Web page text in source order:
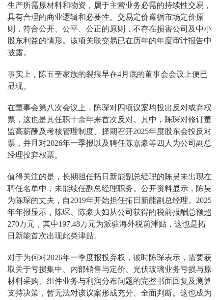
生产所需原材料和物资，属于主营业务必需的持续性交易，
具有合理的商业逻辑和必要性。交易定价遵循市场定价原
则，符合公开、公平、公正的原则，不存在损害公司及中小
股东利益的情形。该项关联交易已在历年的年度审计报告中
披露。
事实上，陈五奎家族的裂痕早在4月底的董事会会议上便已
显现。
在董事会第八次会议上，陈琛对四项议案均投出反对或弃权
票，这也是其任职十余年来首次反对。其中，陈琛对修订董
监高薪酬及考核管理制度、择期召开2025年度股东会投反对
票，并且对2026年一季报以及聘任陈嘉豪等四人为公司副总
经理投弃权票。
值得关注的是，长期担任拓日新能副总经理的陈昊未出现在
聘任名单中，未能续任副总经理职务。公开资料显示，陈昊
为陈琛的丈夫，自2019年开始担任拓日新能副总经理。2025
年年报显示，陈琛、陈豪夫妇从公司获得的税前报酬总额超
270万元，其中197.48万元为派驻海外税前津贴，这也是拓
日新能首次出现此类津贴。
对于为何对2026年一季度报投弃权，彼时陈琛表示，需要获
取关于亏损集中、内部销售与定价、光伏玻璃业务亏损与原
材料采购、组件业务与利润分布问题的完整书面回复及测算
支持决策，暂无法对该议案形成充分、全⾯判断。这也成为